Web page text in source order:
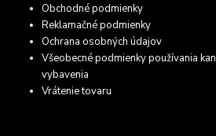
Obchodné podmienky
Reklamačné podmienky
Ochrana osobných údajov
Všeobecné podmienky používania
vybavenia
Vrátenie tovaru